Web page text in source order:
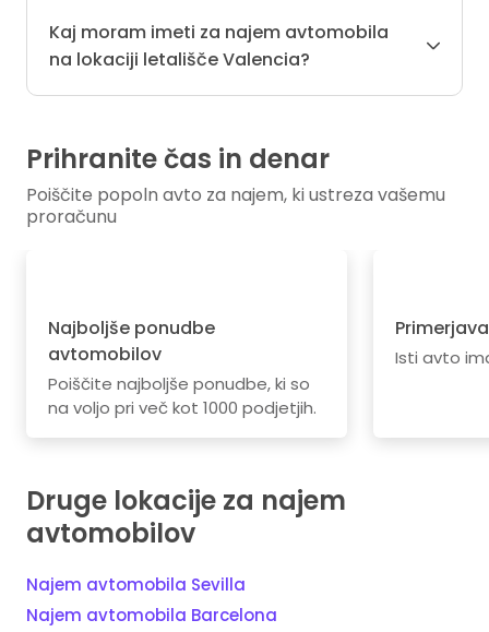
Kaj moram imeti za najem avtomobila
na lokaciji letališče Valencia?
Prihranite čas in denar
Poiščite popoln avto za najem, ki ustreza vašemu
proračunu
Najboljše ponudbe
avtomobilov
Poiščite najboljše ponudbe, ki so
na voljo pri več kot 1000 podjetjih.
Isti avto
Druge lokacije za najem
avtomobilov
Najem avtomobila Sevilla
Najem avtomobila Barcelona